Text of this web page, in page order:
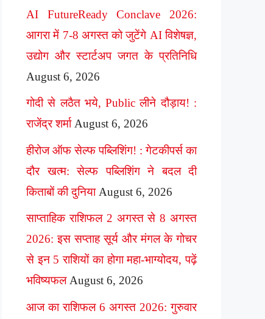
AI FutureReady Conclave 2026:
आगरा में 7-8 अगस्त को जुटेंगे AI विशेषज्ञ,
उद्योग और स्टार्टअप जगत के प्रतिनिधि
August 6, 2026
गोदी से लठैत भये, Public लीने दौड़ाय! :
राजेंद्र शर्मा August 6, 2026
हीरोज ऑफ सेल्फ पब्लिशिंग! : गेटकीपर्स का
दौर खत्म: सेल्फ पब्लिशिंग ने बदल दी
किताबों की दुनिया August 6, 2026
साप्ताहिक राशिफल 2 अगस्त से 8 अगस्त
2026: इस सप्ताह सूर्य और मंगल के गोचर
से इन 5 राशियों का होगा महा-भाग्योदय, पढ़ें
भविष्यफल August 6, 2026
आज का राशिफल 6 अगस्त 2026: गुरुवार